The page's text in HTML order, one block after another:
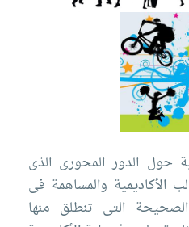
حول الدور المحورى الذى
الأكاديمية والمساهمة فى
الصحيحة التى تنطلق منها